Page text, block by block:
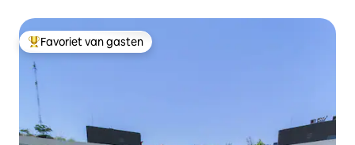
Topfavoriet van gasten
Favoriet van gasten